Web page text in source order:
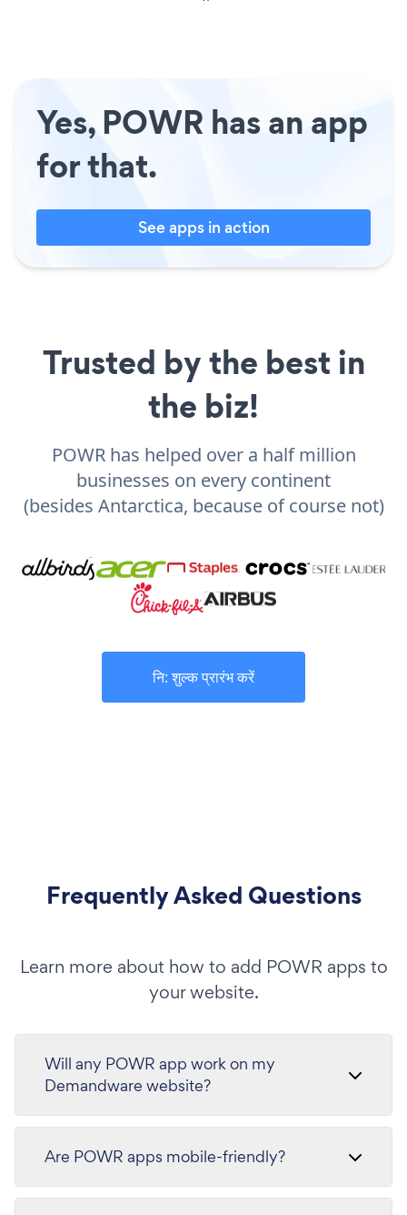
Yes, POWR has an app
for that.
See apps in action
Trusted by the best in
the biz!
POWR has helped over a half million
businesses on every continent
(besides Antarctica, because of course not)
नि: शुल्क प्रारंभ करें
Frequently Asked Questions
Learn more about how to add POWR apps to
your website.
Will any POWR app work on my
Demandware website?
Are POWR apps mobile-friendly?